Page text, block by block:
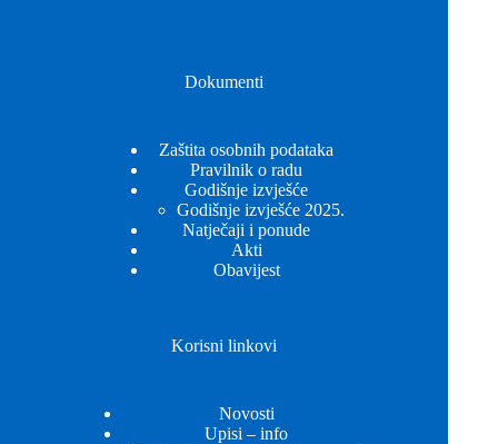
Dokumenti
Zaštita osobnih podataka
Pravilnik o radu
Godišnje izvješće
Godišnje izvješće 2025.
Natječaji i ponude
Akti
Obavijest
Korisni linkovi
Novosti
Upisi – info